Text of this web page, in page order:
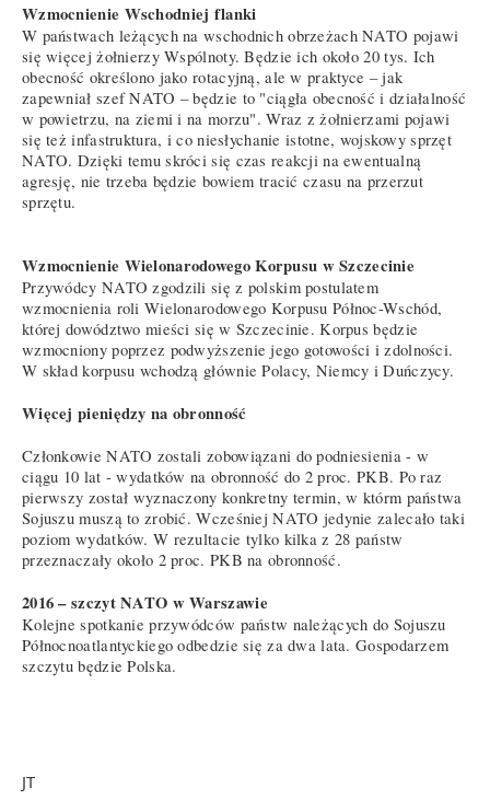
Wzmocnienie Wschodniej flanki
W państwach leżących na wschodnich obrzeżach NATO pojawi
się więcej żołnierzy Wspólnoty. Będzie ich około 20 tys. Ich
obecność określono jako rotacyjną, ale w praktyce – jak
zapewniał szef NATO – będzie to "ciągła obecność i działalność
w powietrzu, na ziemi i na morzu". Wraz z żołnierzami pojawi
się też infastruktura, i co niesłychanie istotne, wojskowy sprzęt
NATO. Dzięki temu skróci się czas reakcji na ewentualną
agresję, nie trzeba będzie bowiem tracić czasu na przerzut
sprzętu.
Wzmocnienie Wielonarodowego Korpusu w Szczecinie
Przywódcy NATO zgodzili się z polskim postulatem
wzmocnienia roli Wielonarodowego Korpusu Północ-Wschód,
której dowództwo mieści się w Szczecinie. Korpus będzie
wzmocniony poprzez podwyższenie jego gotowości i zdolności.
W skład korpusu wchodzą głównie Polacy, Niemcy i Duńczycy.
Więcej pieniędzy na obronność
Członkowie NATO zostali zobowiązani do podniesienia - w
ciągu 10 lat - wydatków na obronność do 2 proc. PKB. Po raz
pierwszy został wyznaczony konkretny termin, w którm państwa
Sojuszu muszą to zrobić. Wcześniej NATO jedynie zalecało taki
poziom wydatków. W rezultacie tylko kilka z 28 państw
przeznaczały około 2 proc. PKB na obronność.
2016 – szczyt NATO w Warszawie
Kolejne spotkanie przywódców państw należących do Sojuszu
Północnoatlantyckiego odbedzie się za dwa lata. Gospodarzem
szczytu będzie Polska.
JT